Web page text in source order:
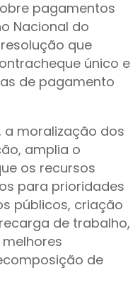
pagamentos
Nacional do
que
único e
de pagamento
a moralização dos
amplia o
os recursos
para prioridades
públicos, criação
de trabalho,
de